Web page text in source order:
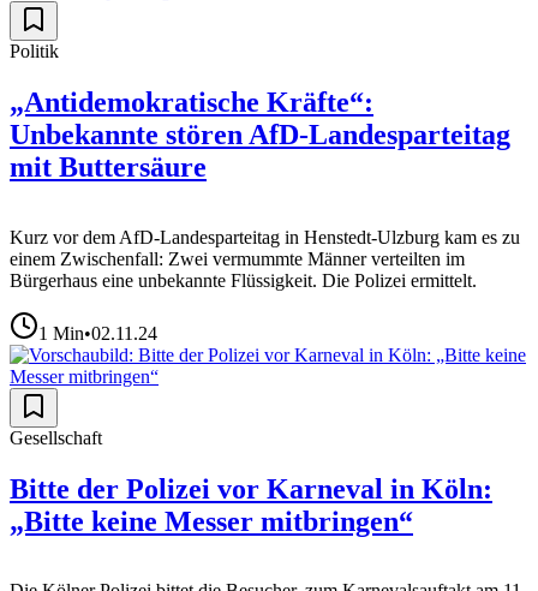
Politik
„Antidemokratische Kräfte“:
Unbekannte stören AfD-Landesparteitag
mit Buttersäure
Kurz vor dem AfD-Landesparteitag in Henstedt-Ulzburg kam es zu
einem Zwischenfall: Zwei vermummte Männer verteilten im
Bürgerhaus eine unbekannte Flüssigkeit. Die Polizei ermittelt.
1 Min•02.11.24
Gesellschaft
Bitte der Polizei vor Karneval in Köln:
„Bitte keine Messer mitbringen“